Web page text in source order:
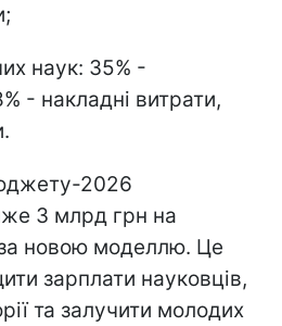
наук: 35% -
- накладні витрати,
2026
3 млрд грн на
новою моделлю. Це
зарплати науковців,
та залучити молодих